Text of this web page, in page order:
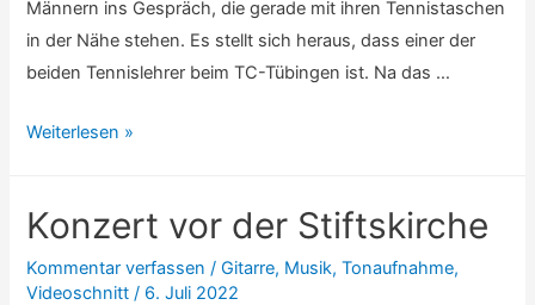
Männern ins Gespräch, die gerade mit ihren Tennistaschen
in der Nähe stehen. Es stellt sich heraus, dass einer der
beiden Tennislehrer beim TC-Tübingen ist. Na das …
Eine
Geschichte
Weiterlesen »
Konzert vor der Stiftskirche
Kommentar verfassen /Gitarre, Musik,Tonaufnahme,
Videoschnitt / 6. Juli 2022